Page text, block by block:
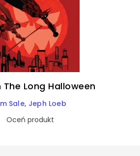
Long Halloween
Sale Jeph Loeb
Oceń produkt